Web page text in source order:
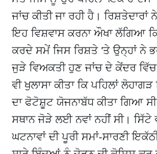
ਜਾਂਚ ਕੀਤੀ ਜਾ ਰਹੀ ਹੈ। ਰਿਸ਼ਤੇਦਾਰਾਂ
ਇਹ ਵਿਸ਼ਵਾਸ ਕਰਨਾ ਔਖਾ ਲੱਗਿਆ
ਕਰਦੇ ਸਮੇਂ ਜਿਸ ਰਿਸ਼ਤੇ 'ਤੇ ਉਨ੍ਹਾਂ ਨੇ
ਜੁੜੇ ਵਿਅਕਤੀ ਹੁਣ ਜਾਂਚ ਦੇ ਕੇਂਦਰ
ਵੀ ਖੁਲਾਸਾ ਕੀਤਾ ਕਿ ਪਹਿਲਾਂ
ਦਾ ਫੋਟੋਸ਼ੂਟ ਯੋਜਨਾਬੱਧ ਕੀਤਾ ਗਿਆ
ਸਥਾਨ ਜੋੜੇ ਲਈ ਨਵਾਂ ਨਹੀਂ ਸੀ।
ਘਟਨਾਵਾਂ ਦੀ ਪੂਰੀ ਸਮਾਂ-ਸਾਰਣੀ